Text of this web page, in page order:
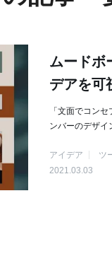
ムードボ
デアを可
「文面でコン
ンバーのデザ
アイデア ツ
2021.03.03